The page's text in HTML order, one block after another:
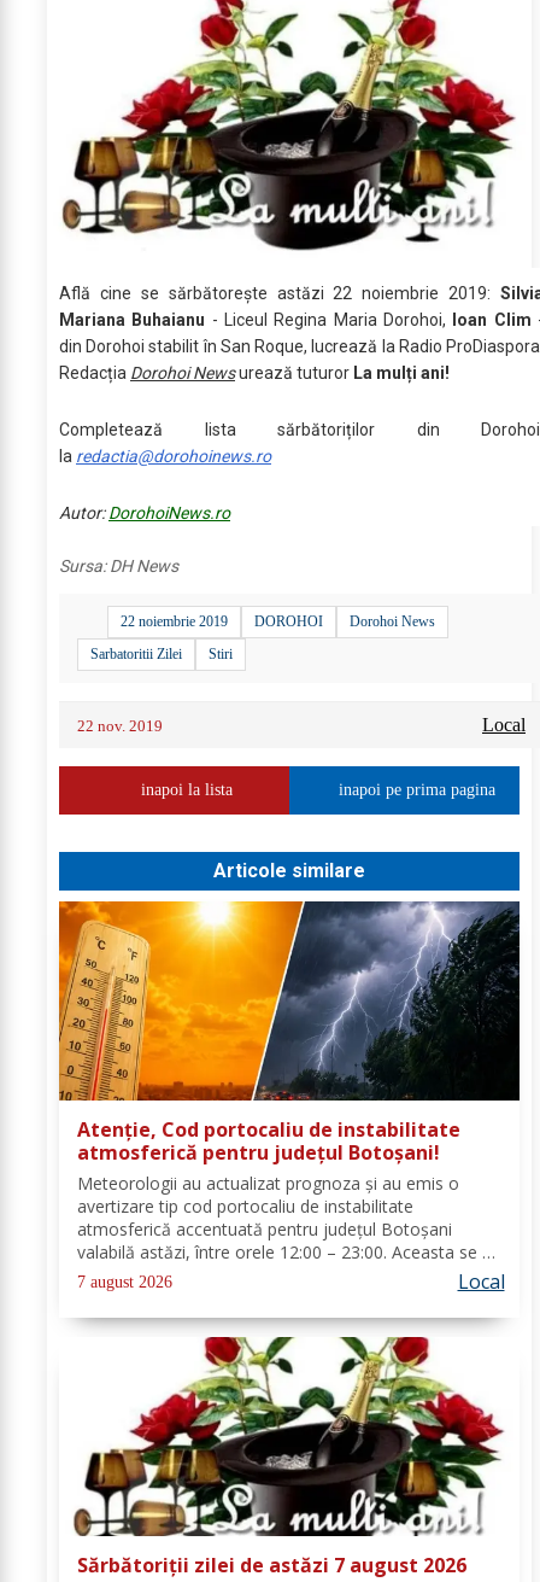
Află cine se sărbătoreşte astăzi 22 noiembrie 2019:
Mariana Buhaianu - Liceul Regina Maria Dorohoi, Ioan Clim
din Dorohoi stabilit în San Roque, lucrează la Radio
Redacția Dorohoi Newsurează tuturor La mulți ani!
Completează lista sărbătoriților din
la redactia@dorohoinews.ro
Autor:DorohoiNews.ro
Sursa:DH News
22 noiembrie 2019 DOROHOI
Dorohoi News
Sarbatoritii Zilei
Stiri
22 nov. 2019 Local
inapoi la lista inapoi pe prima pagina
Articole similare
Atenție, Cod portocaliu de instabilitate
atmosferică pentru județul Botoșani!
Meteorologii au actualizat prognoza și au emis o
avertizare tip cod portocaliu de instabilitate
atmosferică accentuată pentru județul Botoșani
valabilă astăzi, între orele 12:00 – 23:00. Aceasta se va
manifesta prin intensificări ale vântului, vijelii puternice
(rafale de 70...90 km/h), averse...
7 august 2026 Local
Sărbătoriții zilei de astăzi 7 august 2026